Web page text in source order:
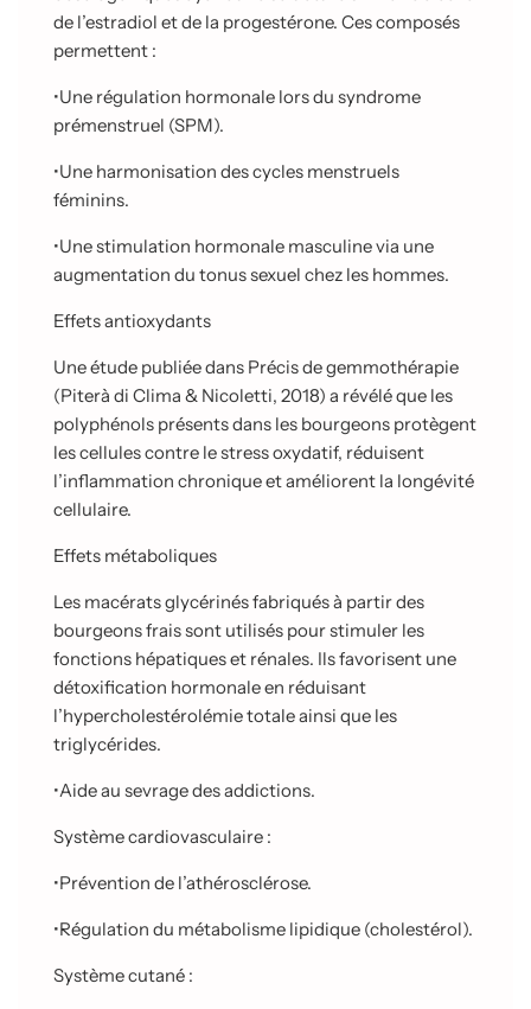
de l’estradiol et de la progestérone. Ces composés
permettent :
•Une régulation hormonale lors du syndrome
prémenstruel (SPM).
•Une harmonisation des cycles menstruels
féminins.
•Une stimulation hormonale masculine via une
augmentation du tonus sexuel chez les hommes.
Effets antioxydants
Une étude publiée dans Précis de gemmothérapie
(Piterà di Clima & Nicoletti, 2018) a révélé que les
polyphénols présents dans les bourgeons protègent
les cellules contre le stress oxydatif, réduisent
l’inflammation chronique et améliorent la longévité
cellulaire.
Effets métaboliques
Les macérats glycérinés fabriqués à partir des
bourgeons frais sont utilisés pour stimuler les
fonctions hépatiques et rénales. Ils favorisent une
détoxification hormonale en réduisant
l’hypercholestérolémie totale ainsi que les
triglycérides.
•Aide au sevrage des addictions.
Système cardiovasculaire :
•Prévention de l’athérosclérose.
•Régulation du métabolisme lipidique (cholestérol).
Système cutané :